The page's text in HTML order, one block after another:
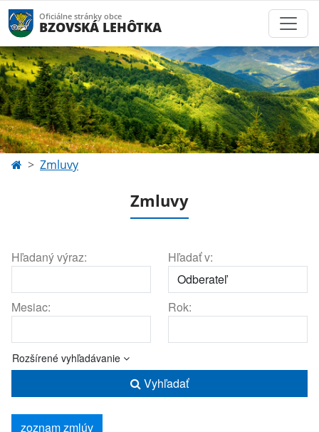
Oficiálne stránky obce
BZOVSKÁ LEHÔTKA
Zmluvy
Zmluvy
Hľadaný výraz: Hľadať v:
Mesiac: Rok:
Rozšírené vyhľadávanie
Vyhľadať
zoznam zmlúv